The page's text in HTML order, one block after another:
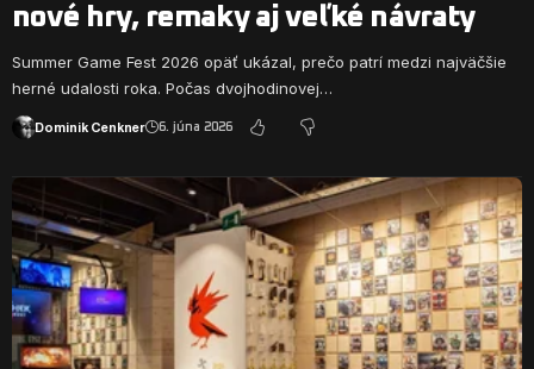
nové hry, remaky aj veľké návraty
Summer Game Fest 2026 opäť ukázal, prečo patrí medzi najväčšie
herné udalosti roka. Počas dvojhodinovej…
Dominik Cenkner 6. júna 2026